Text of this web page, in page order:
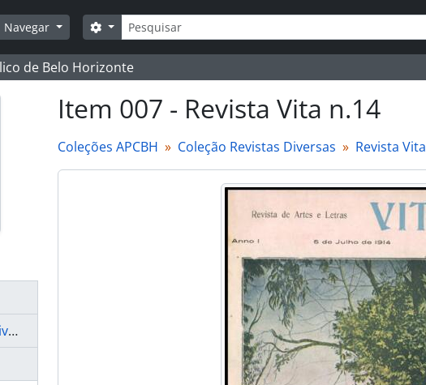
Navegar Buscar
Opções de busca
de Belo Horizonte
Item 007 - Revista Vita n.14
Coleções APCBH Coleção Revistas Diversas Revista Vita